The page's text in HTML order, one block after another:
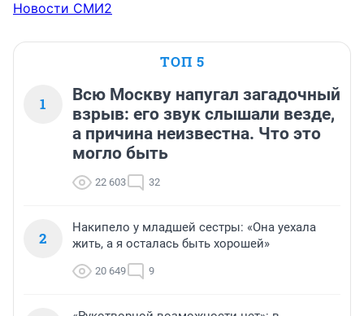
Новости СМИ2
ТОП 5
1
Всю Москву напугал загадочный
взрыв: его звук слышали везде,
а причина неизвестна. Что это
могло быть
22 603 32
2
Накипело у младшей сестры: «Она уехала
жить, а я осталась быть хорошей»
20 649 9